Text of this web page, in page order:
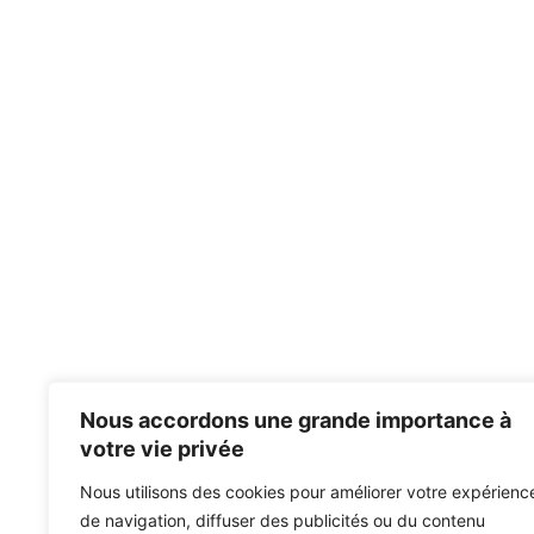
Nous accordons une grande importance à
votre vie privée
Nous utilisons des cookies pour améliorer votre
de navigation, diffuser des publicités ou du contenu